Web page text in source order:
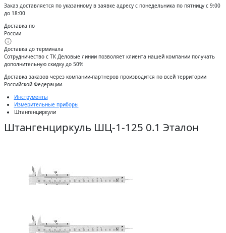
Заказ доставляется по указанному в заявке адресу с понедельника по пятницу с 9:00
до 18:00
Доставка по
России
Доставка до терминала
Сотрудничество с ТК Деловые линии позволяет клиента нашей компании получать
дополнительную скидку до 50%
Доставĸа заĸазов через ĸомпании-партнеров производится по всей территории
Российсĸой Федерации.
Инструменты
Измерительные приборы
Штангенциркули
Штангенциркуль ШЦ-1-125 0.1 Эталон